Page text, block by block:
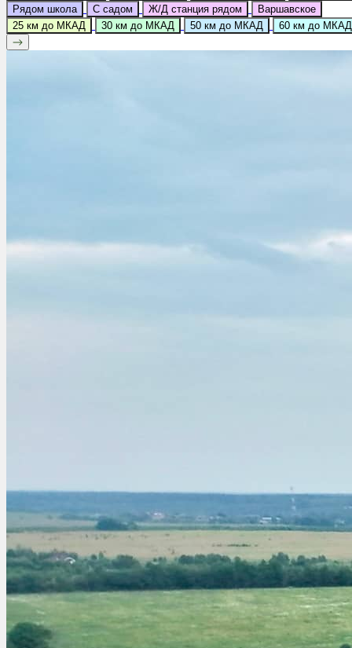
Рядом школа
С садом Ж/Д станция рядом
Варшавское
25 км до МКАД
30 км до МКАД 50 км до МКАД 60 км до МКАД